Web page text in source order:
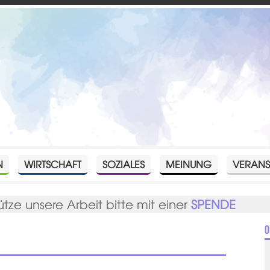
WIRTSCHAFT SOZIALES MEINUNG
unsere Arbeit bitte mit einerSPENDE